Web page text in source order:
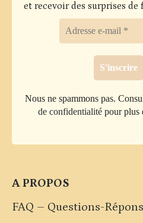
et recevoir des surprises de
Nous ne spammons pas.
de confidentialité pour plus
A PROPOS
FAQ – Questions-